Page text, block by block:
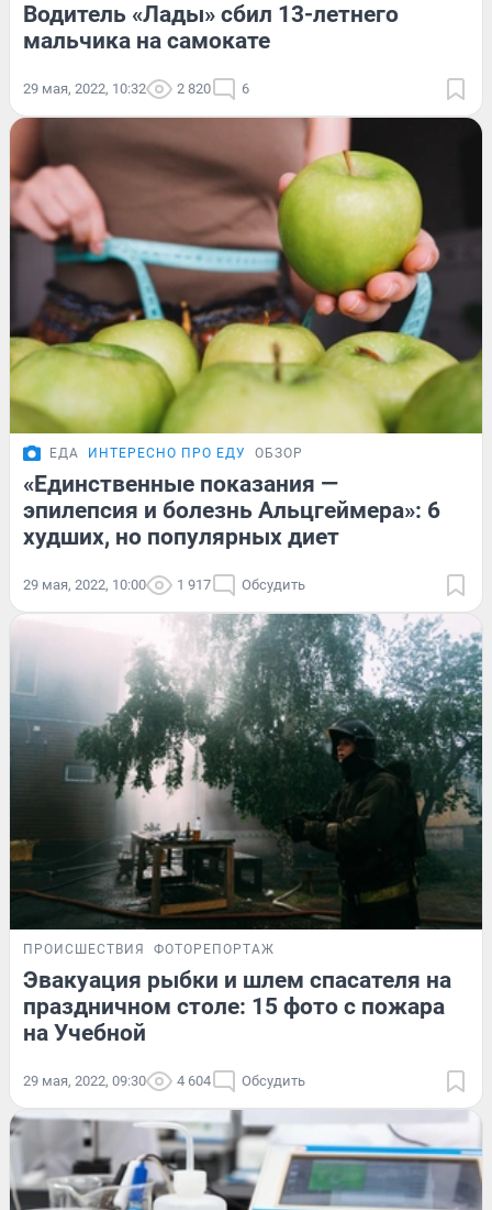
Водитель «Лады» сбил 13-летнего
мальчика на самокате
29 мая, 2022, 10:32 2 820 6
ЕДА ИНТЕРЕСНО ПРО ЕДУ ОБЗОР
«Единственные показания —
эпилепсия и болезнь Альцгеймера»: 6
худших, но популярных диет
29 мая, 2022, 10:00 1 917 Обсудить
ПРОИСШЕСТВИЯ ФОТОРЕПОРТАЖ
Эвакуация рыбки и шлем спасателя на
праздничном столе: 15 фото с пожара
на Учебной
29 мая, 2022, 09:30 4 604 Обсудить